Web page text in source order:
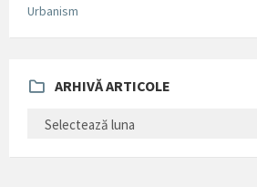
Urbanism
ARHIVĂ ARTICOLE
ARTICOLE